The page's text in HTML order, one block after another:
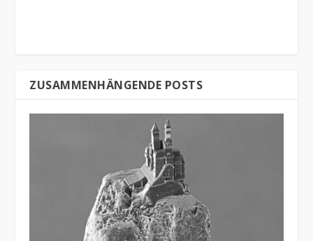
ZUSAMMENHÄNGENDE POSTS